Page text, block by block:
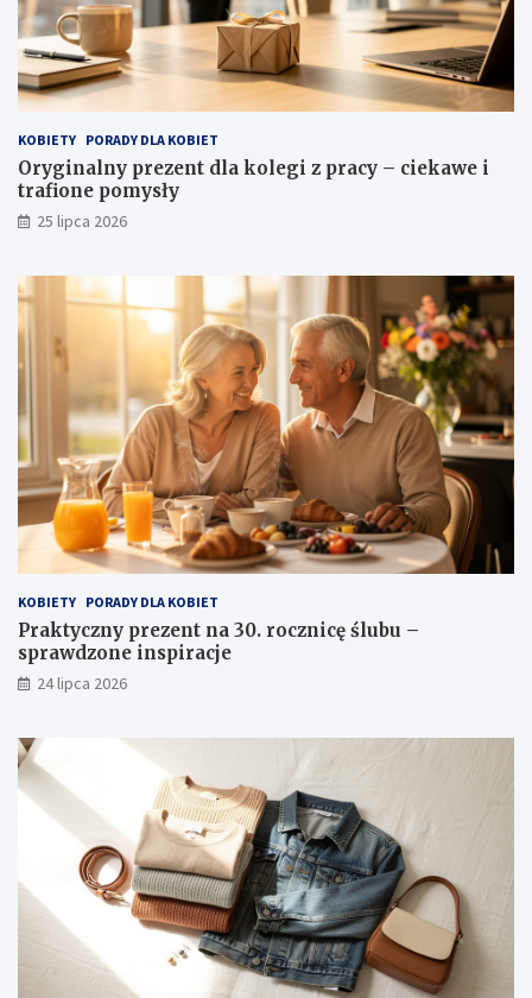
KOBIETY PORADY DLA KOBIET
Oryginalny prezent dla kolegi z pracy – ciekawe i
trafione pomysły
25 lipca 2026
KOBIETY PORADY DLA KOBIET
Praktyczny prezent na 30. rocznicę ślubu –
sprawdzone inspiracje
24 lipca 2026